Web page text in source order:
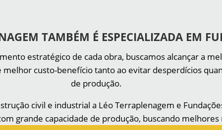
TAMBÉM É ESPECIALIZADA EM
estratégico de cada obra, buscamos alcançar a
custo-benefício tanto ao evitar desperdícios
de produção.
civil e industrial a Léo Terraplenagem e
grande capacidade de produção, buscando